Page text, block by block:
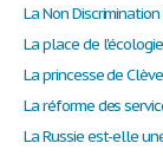
La Non
La place de
La princesse de
La réforme des
La Russie est-elle